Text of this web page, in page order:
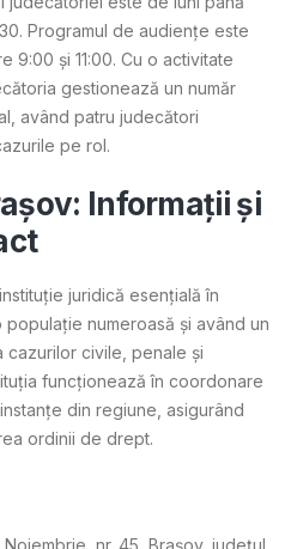
Programul de audiențe este
9:00 și 11:00. Cu o activitate
gestionează un număr
având patru judecători
pe rol.
Informații și
juridică esențială în
numeroasă și având un
cazurilor civile, penale și
funcționează în coordonare
din regiune, asigurând
ordinii de drept.
Noiembrie, nr. 45, Brașov, județul